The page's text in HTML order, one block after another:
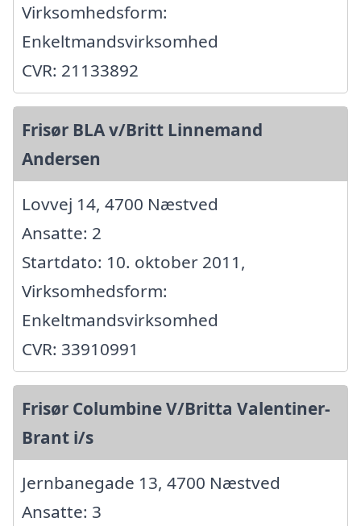
Virksomhedsform:
Enkeltmandsvirksomhed
CVR: 21133892
Frisør BLA v/Britt Linnemand
Andersen
Lovvej 14, 4700 Næstved
Ansatte: 2
Startdato: 10. oktober 2011,
Virksomhedsform:
Enkeltmandsvirksomhed
CVR: 33910991
Frisør Columbine V/Britta Valentiner-
Brant i/s
Jernbanegade 13, 4700 Næstved
Ansatte: 3